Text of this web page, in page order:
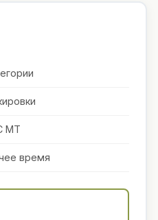
МТ
время